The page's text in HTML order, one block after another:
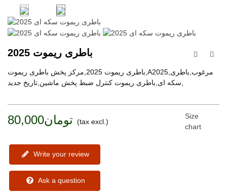
باطری ریموت 2025
باطری ریموت 2025,مرکز پخش باطری ریموت,A2025,مرغوب,باطری
تومان80,000 (tax excl.)
Write your review
Ask a question
Size
chart